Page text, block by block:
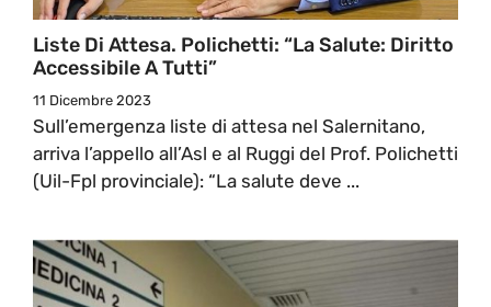
Liste Di Attesa. Polichetti: “La Salute: Diritto
Accessibile A Tutti”
11 Dicembre 2023
Sull’emergenza liste di attesa nel Salernitano,
arriva l’appello all’Asl e al Ruggi del Prof. Polichetti
(Uil-Fpl provinciale): “La salute deve ...